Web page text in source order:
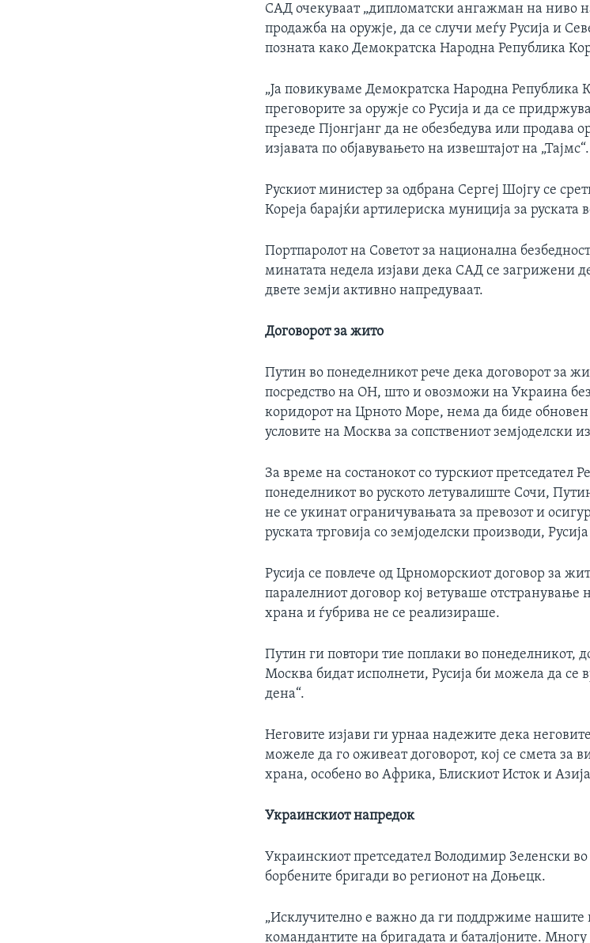
САД очекуваат „дипломатски ангажман на ниво
продажба на оружје, да се случи меѓу Русија и
позната како Демократска Народна Република
„Ја повикуваме Демократска Народна Република
преговорите за оружје со Русија и да се
презеде Пјонгјанг да не обезбедува или продава
изјавата по објавувањето на извештајот на „Тајмс“.
Рускиот министер за одбрана Сергеј Шојгу се
Кореја барајќи артилериска муниција за руската
Портпаролот на Советот за национална
минатата недела изјави дека САД се загрижени
двете земји активно напредуваат.
Договорот за жито
Путин во понеделникот рече дека договорот за
посредство на ОН, што и овозможи на Украина
коридорот на Црното Море, нема да биде обновен
условите на Москва за сопствениот земјоделски
За време на состанокот со турскиот претседател
понеделникот во руското летувалиште Сочи,
не се укинат ограничувањата за превозот и
руската трговија со земјоделски производи,
Русија се повлече од Црноморскиот договор за
паралелниот договор кој ветуваше отстранување
храна и ѓубрива не се реализираше.
Путин ги повтори тие поплаки во понеделникот,
Москва бидат исполнети, Русија би можела да се
дена“.
Неговите изјави ги урнаа надежите дека
можеле да го оживеат договорот, кој се смета за
храна, особено во Африка, Блискиот Исток и
Украинскиот напредок
Украинскиот претседател Володимир Зеленски
борбените бригади во регионот на Доњецк.
„Исклучително е важно да ги поддржиме
командантите на бригадата и баталјоните.